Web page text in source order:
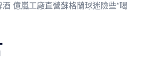
億嵐工廠直營蘇格蘭球迷險些“喝